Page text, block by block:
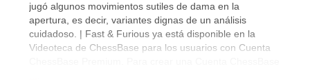
jugó algunos movimientos sutiles de dama en la
apertura, es decir, variantes dignas de un análisis
cuidadoso. | Fast & Furious ya está disponible en la
Videoteca de ChessBase para los usuarios con Cuenta